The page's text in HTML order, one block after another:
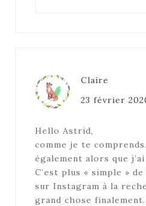
Claire
23 février
Hello Astrid,
comme je te
également alors que
C’est plus « simple »
sur Instagram à la
grand chose